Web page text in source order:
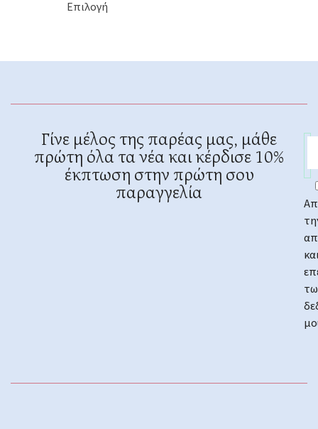
Επιλογή
Γίνε μέλος της παρέας μας, μάθε
πρώτη όλα τα νέα και κέρδισε 10%
έκπτωση στην πρώτη σου
παραγγελία